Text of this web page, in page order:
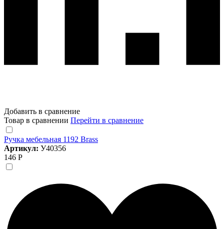
Добавить в сравнение
Товар в сравнении Перейти в сравнение
Ручка мебельная 1192 Brass
Артикул: У40356
146 Р